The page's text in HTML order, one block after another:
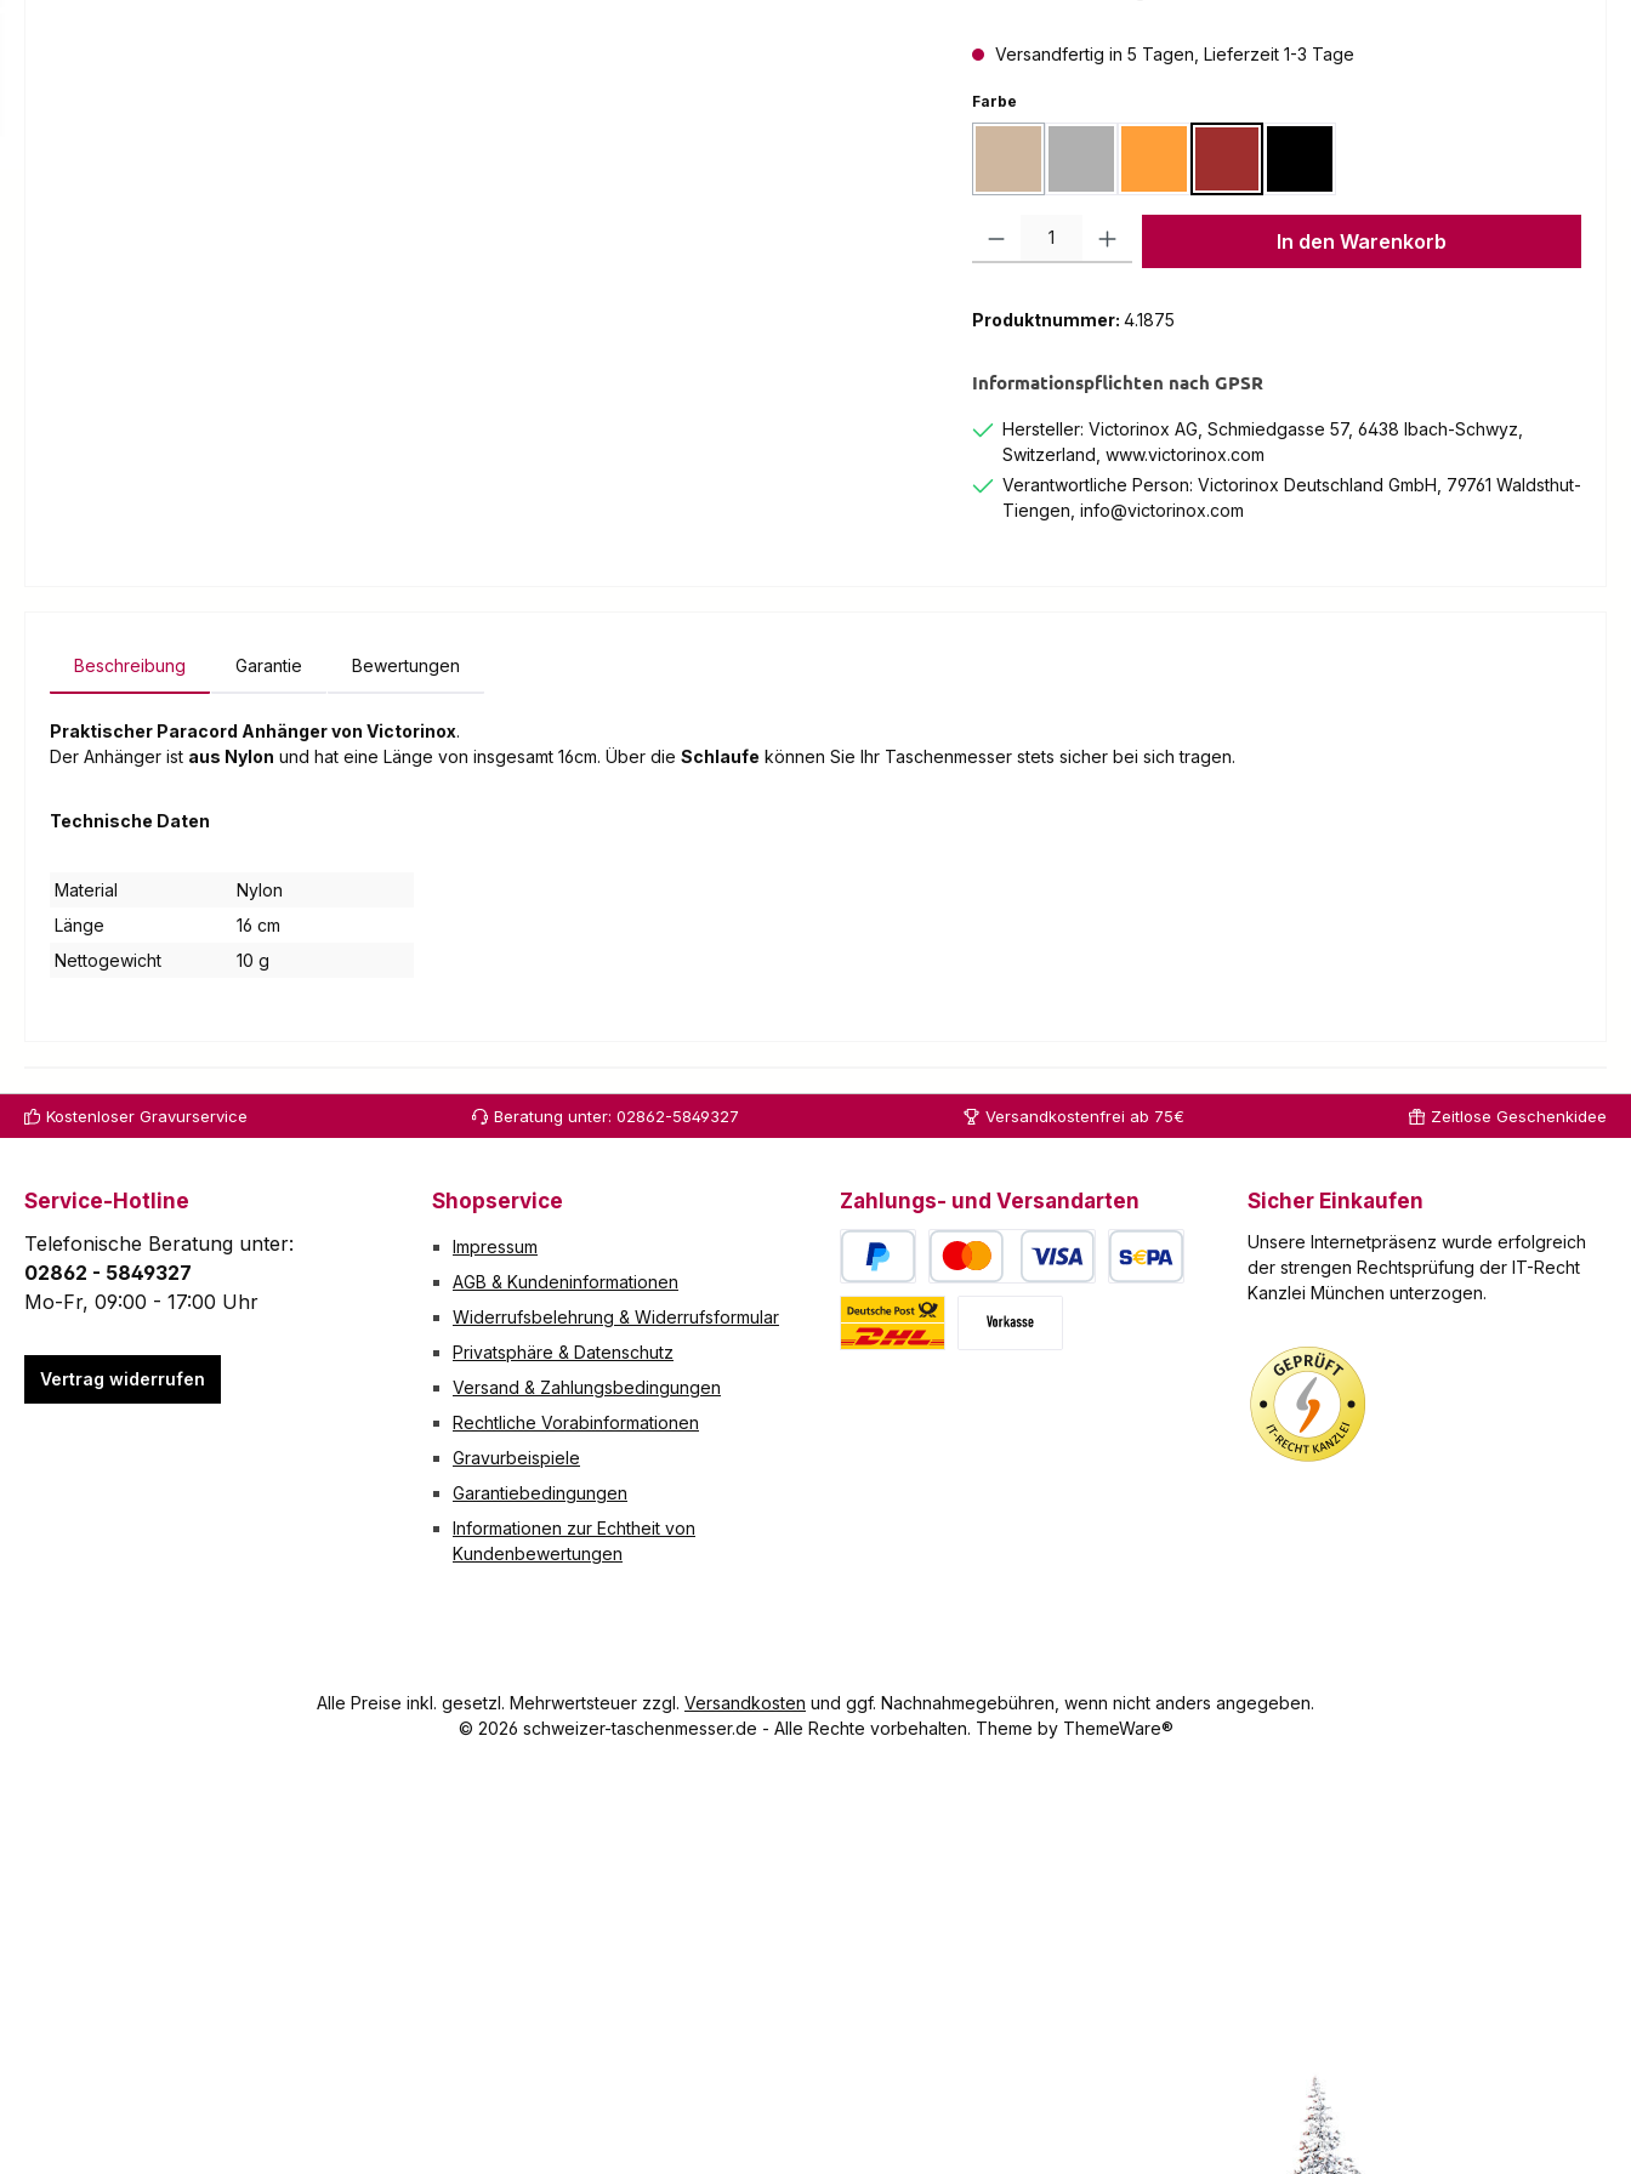
Versandfertig in 5 Tagen, Lieferzeit 1-3 Tage
Farbeauswählen
Produkt Anzahl: Gib den gewünschten Wert ein oder benutze die Schaltflächen
In den Warenkorb
Produktnummer: 4.1875
Informationspflichten nach GPSR
Hersteller: Victorinox AG, Schmiedgasse 57, 6438 Ibach-Schwyz,
Switzerland, www.victorinox.com
Verantwortliche Person: Victorinox Deutschland GmbH, 79761 Waldsthut-
Tiengen, info@victorinox.com
Beschreibung Garantie Bewertungen
Praktischer Paracord Anhänger von Victorinox.
Der Anhänger ist aus Nylon und hat eine Länge von insgesamt 16cm. Über die Schlaufe können Sie Ihr Taschenmesser stets sicher bei sich tragen.
Technische Daten
Material
Nylon
Länge
16 cm
Nettogewicht
10 g
Kostenloser Gravurservice Beratung unter: 02862-5849327 Versandkostenfrei ab 75€ Zeitlose Geschenkidee
Service-Hotline
Telefonische Beratung unter:
02862 - 5849327
Mo-Fr, 09:00 - 17:00 Uhr
Vertrag widerrufen
Shopservice
Impressum
AGB & Kundeninformationen
Widerrufsbelehrung & Widerrufsformular
Privatsphäre & Datenschutz
Versand & Zahlungsbedingungen
Rechtliche Vorabinformationen
Gravurbeispiele
Garantiebedingungen
Informationen zur Echtheit von
Kundenbewertungen
Zahlungs- und Versandarten
PayPal Kredit- oder Debitkarte
Sicher Einkaufen
Unsere Internetpräsenz wurde erfolgreich
der strengen Rechtsprüfung der IT-Recht
Kanzlei München unterzogen.
Alle Preise inkl. gesetzl. Mehrwertsteuer zzgl. Versandkosten und ggf. Nachnahmegebühren, wenn nicht anders angegeben.
© 2026 schweizer-taschenmesser.de - Alle Rechte vorbehalten. Theme by ThemeWare®